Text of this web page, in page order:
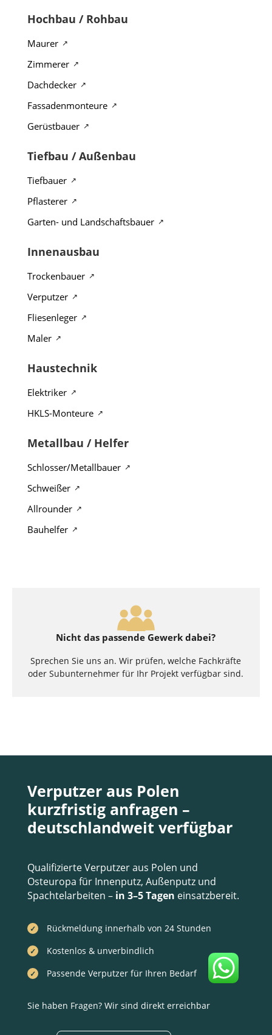
Hochbau / Rohbau
Maurer
Zimmerer
Dachdecker
Fassadenmonteure
Gerüstbauer
Tiefbau / Außenbau
Tiefbauer
Pflasterer
Garten- und Landschaftsbauer
Innenausbau
Trockenbauer
Verputzer
Fliesenleger
Maler
Haustechnik
Elektriker
HKLS-Monteure
Metallbau / Helfer
Schlosser/Metallbauer
Schweißer
Allrounder
Bauhelfer
Nicht das passende Gewerk dabei?
Sprechen Sie uns an. Wir prüfen, welche Fachkräfte
oder Subunternehmer für Ihr Projekt verfügbar sind.
Verputzer aus Polen
kurzfristig anfragen –
deutschlandweit verfügbar
Qualifizierte Verputzer aus Polen und
Osteuropa für Innenputz, Außenputz und
Spachtelarbeiten – in 3–5 Tagen einsatzbereit.
Rückmeldung innerhalb von 24 Stunden
Kostenlos & unverbindlich
Passende Verputzer für Ihren Bedarf
Sie haben Fragen? Wir sind direkt erreichbar